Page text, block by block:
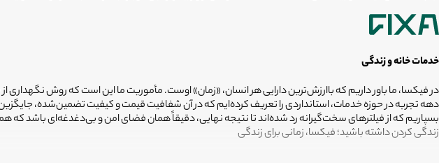
خدمات خانه و زندگی
در فیکسا، ما باور داریم که باارزش‌ترین دارایی هر انسان، «زمان» اوست. مأموریت ما این است که روش نگهداری
دهه تجربه در حوزه خدمات، استانداردی را تعریف کرده‌ایم که در آن شفافیت قیمت و کیفیت تضمین‌شده،
بسپاریم که از فیلترهای سخت‌گیرانه رد شده‌اند تا نتیجه نهایی، دقیقاً همان فضای امن و بی‌دغدغه‌ای باشد
زندگی کردن داشته باشید؛ فیکسا، زمانی برای زندگی